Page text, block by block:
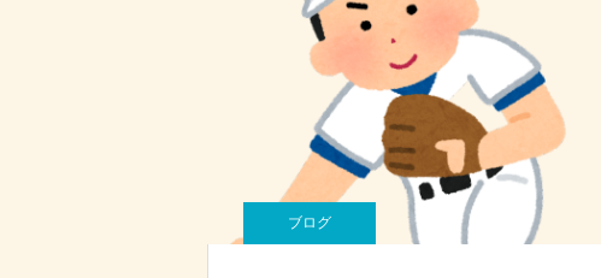
ブログ